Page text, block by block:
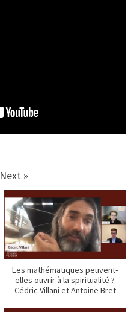
Next »
Les mathématiques peuvent-
elles ouvrir à la spiritualité ?
Cédric Villani et Antoine Bret